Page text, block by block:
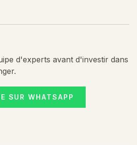
d'experts avant d'investir dans
SUR WHATSAPP